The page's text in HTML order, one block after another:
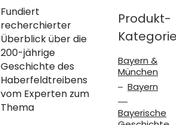
Fundiert
recherchierter
Überblick über die
200-jährige
Geschichte des
Haberfeldtreibens
vom Experten zum
Thema
Produkt-
Bayern &
München
Bayern
Bayerische